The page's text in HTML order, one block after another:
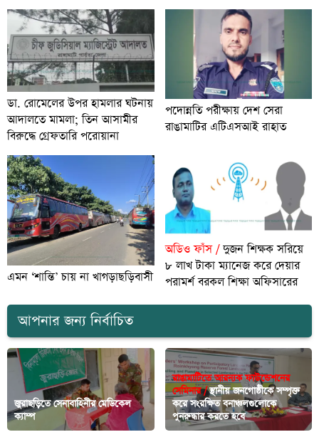
ডা. রোমেলের উপর হামলার ঘটনায়
আদালতে মামলা; তিন আসামীর
বিরুদ্ধে গ্রেফতারি পরোয়ানা
পদোন্নতি পরীক্ষায় দেশ সেরা
রাঙামাটির এটিএসআই রাহাত
এমন ‘শান্তি’ চায় না খাগড়াছড়িবাসী
অডিও ফাঁস /দুজন শিক্ষক সরিয়ে
৮ লাখ টাকা ম্যানেজ করে দেয়ার
পরামর্শ বরকল শিক্ষা অফিসারের
আপনার জন্য নির্বাচিত
জুরাছড়িতে সেনাবাহিনীর মেডিকেল
ক্যাম্প
রাঙামাটিতে আরন্যক ফাউন্ডেশনের
সেমিনার /স্থানীয় জনগোষ্ঠীকে সম্পৃক্ত
করে সংরক্ষিত বনাঞ্চলগুলোকে
পুনরুদ্ধার করতে হবে